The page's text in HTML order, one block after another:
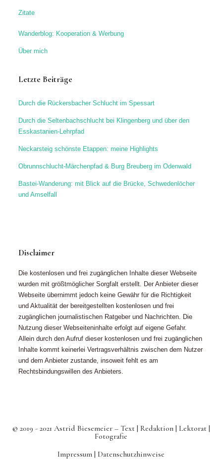
Zitate
Wanderblog: Kooperation & Werbung
Über mich
Letzte Beiträge
Durch die Rückersbacher Schlucht im Spessart
Durch die Seltenbachschlucht bei Klingenberg und über den
Esskastanien-Lehrpfad
Neckarsteig schönste Etappen: meine Highlights
Obrunnschlucht-Märchenpfad & Burg Breuberg im Odenwald
Bastei-Wanderung: mit Blick auf die Brücke, Schwedenlöcher
und Amselfall
Disclaimer
Die kostenlosen und frei zugänglichen Inhalte dieser Webseite
wurden mit größtmöglicher Sorgfalt erstellt. Der Anbieter dieser
Webseite übernimmt jedoch keine Gewähr für die Richtigkeit
und Aktualität der bereitgestellten kostenlosen und frei
zugänglichen journalistischen Ratgeber und Nachrichten. Die
Nutzung dieser Webseiteninhalte erfolgt auf eigene Gefahr.
Allein durch den Aufruf dieser kostenlosen und frei zugänglichen
Inhalte kommt keinerlei Vertragsverhältnis zwischen dem Nutzer
und dem Anbieter zustande, insoweit fehlt es am
Rechtsbindungswillen des Anbieters.
© 2019 - 2021 Astrid Biesemeier – Text | Redaktion | Lektorat |
Fotografie
Impressum | Datenschutzhinweise